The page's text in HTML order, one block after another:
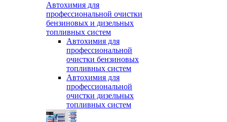
Автохимия для
профессиональной очистки
бензиновых и дизельных
топливных систем
Автохимия для
профессиональной
очистки бензиновых
топливных систем
Автохимия для
профессиональной
очистки дизельных
топливных систем